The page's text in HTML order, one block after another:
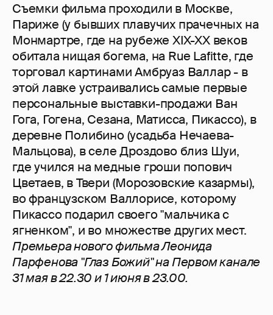
Съемки фильма проходили в Москве,
Париже (у бывших плавучих прачечных на
Монмартре, где на рубеже XIX-XX веков
обитала нищая богема, на Rue Lafitte, где
торговал картинами Амбруаз Валлар - в
этой лавке устраивались самые первые
персональные выставки-продажи Ван
Гога, Гогена, Сезана, Матисса, Пикассо), в
деревне Полибино (усадьба Нечаева-
Мальцова), в селе Дроздово близ Шуи,
где учился на медные гроши попович
Цветаев, в Твери (Морозовские казармы),
во французском Валлорисе, которому
Пикассо подарил своего "мальчика с
ягненком", и во множестве других мест.
Премьера нового фильма Леонида
Парфенова "Глаз Божий" на Первом канале
31 мая в 22.30 и 1 июня в 23.00.